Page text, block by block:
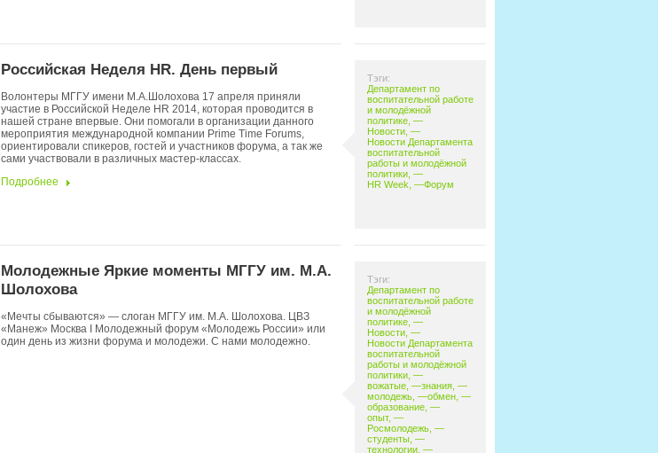
Тэги:
Департамент по
воспитательной работе
и молодёжной
политике, —
Новости, —
Новости Департамента
воспитательной
работы и молодёжной
политики, —
HR Week , —Форум
Российская Неделя HR. День первый
Волонтеры МГГУ имени М.А.Шолохова 17 апреля приняли
участие в Российской Неделе HR 2014, которая проводится в
нашей стране впервые. Они помогали в организации данного
мероприятия международной компании Prime Time Forums,
ориентировали спикеров, гостей и участников форума, а так же
сами участвовали в различных мастер-классах.
Подробнее
Тэги:
Департамент по
воспитательной работе
и молодёжной
политике, —
Новости, —
Новости Департамента
воспитательной
работы и молодёжной
политики, —
вожатые, —знания, —
молодежь, —обмен, —
образование, —
опыт, —
Росмолодежь, —
студенты, —
технологии, —
Молодежные Яркие моменты МГГУ им. М.А.
Шолохова
«Мечты сбываются» — слоган МГГУ им. М.А. Шолохова. ЦВЗ
«Манеж» Москва I Молодежный форум «Молодежь России» или
один день из жизни форума и молодежи. С нами молодежно.